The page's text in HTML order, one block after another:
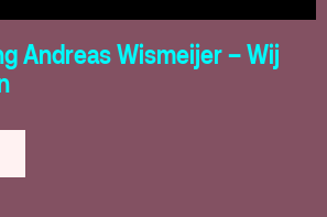
Andreas Wismeijer – Wij